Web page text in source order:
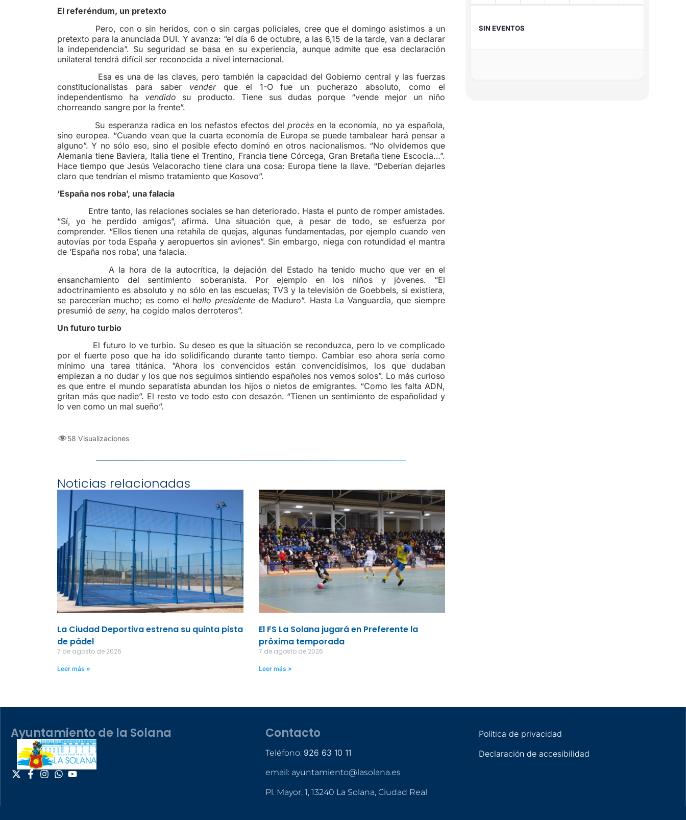
El referéndum, un pretexto
Pero, con o sin heridos, con o sin cargas policiales, cree que el domingo asistimos a un
pretexto para la anunciada DUI. Y avanza: “el día 6 de octubre, a las 6,15 de la tarde, van a declarar
la independencia”. Su seguridad se basa en su experiencia, aunque admite que esa declaración
unilateral tendrá difícil ser reconocida a nivel internacional.
Esa es una de las claves, pero también la capacidad del Gobierno central y las fuerzas
constitucionalistas para saber venderque el 1-O fue un pucherazo absoluto, como el
independentismo ha vendido su producto. Tiene sus dudas porque “vende mejor un niño
chorreando sangre por la frente”.
Su esperanza radica en los nefastos efectos del procèsen la economía, no ya española,
sino europea. “Cuando vean que la cuarta economía de Europa se puede tambalear hará pensar a
alguno”. Y no sólo eso, sino el posible efecto dominó en otros nacionalismos. “No olvidemos que
Alemania tiene Baviera, Italia tiene el Trentino, Francia tiene Córcega, Gran Bretaña tiene Escocia…”.
Hace tiempo que Jesús Velacoracho tiene clara una cosa: Europa tiene la llave. “Deberían dejarles
claro que tendrían el mismo tratamiento que Kosovo”.
‘España nos roba’, una falacia
Entre tanto, las relaciones sociales se han deteriorado. Hasta el punto de romper amistades.
“Sí, yo he perdido amigos”, afirma. Una situación que, a pesar de todo, se esfuerza por
comprender. “Ellos tienen una retahíla de quejas, algunas fundamentadas, por ejemplo cuando ven
autovías por toda España y aeropuertos sin aviones”. Sin embargo, niega con rotundidad el mantra
de ‘España nos roba’, una falacia.
A la hora de la autocrítica, la dejación del Estado ha tenido mucho que ver en el
ensanchamiento del sentimiento soberanista. Por ejemplo en los niños y jóvenes. “El
adoctrinamiento es absoluto y no sólo en las escuelas; TV3 y la televisión de Goebbels, si existiera,
se parecerían mucho; es como elhallo presidente de Maduro”. Hasta La Vanguardia, que siempre
presumió de seny, ha cogido malos derroteros”.
Un futuro turbio
El futuro lo ve turbio. Su deseo es que la situación se reconduzca, pero lo ve complicado
por el fuerte poso que ha ido solidificando durante tanto tiempo. Cambiar eso ahora sería como
mínimo una tarea titánica. “Ahora los convencidos están convencidísimos, los que dudaban
empiezan a no dudar y los que nos seguimos sintiendo españoles nos vemos solos”. Lo más curioso
es que entre el mundo separatista abundan los hijos o nietos de emigrantes. “Como les falta ADN,
gritan más que nadie”. El resto ve todo esto con desazón. “Tienen un sentimiento de españolidad y
lo ven como un mal sueño”.
58 Visualizaciones
Noticias relacionadas
La Ciudad Deportiva estrena su quinta pista
de pádel
7 de agosto de 2026
Leer más »
El FS La Solana jugará en Preferente la
próxima temporada
7 de agosto de 2026
Leer más »
SIN EVENTOS
Ayuntamiento de la Solana Contacto
Teléfono: 926 63 10 11
email: ayuntamiento@lasolana.es
Pl. Mayor, 1, 13240 La Solana, Ciudad Real
Política de privacidad
Declaración de accesibilidad